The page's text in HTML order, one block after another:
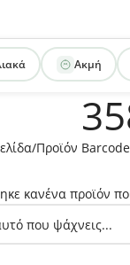
Ακμή
Προϊόν Barcode
κανένα προϊόν